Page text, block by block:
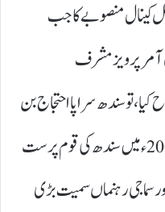
کینال منصوبے کا جب
آمر پرویز مشرف
تو سندھ سراپا احتجاج بن
گیا۔ اس منصوبے کے خلاف جون 2003ء میں سندھ کی قوم پرست
سماجی رہنماں سمیت بڑی